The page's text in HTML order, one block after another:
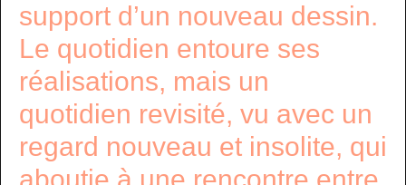
support d’un nouveau dessin.
Le quotidien entoure ses
réalisations, mais un
quotidien revisité, vu avec un
regard nouveau et insolite, qui